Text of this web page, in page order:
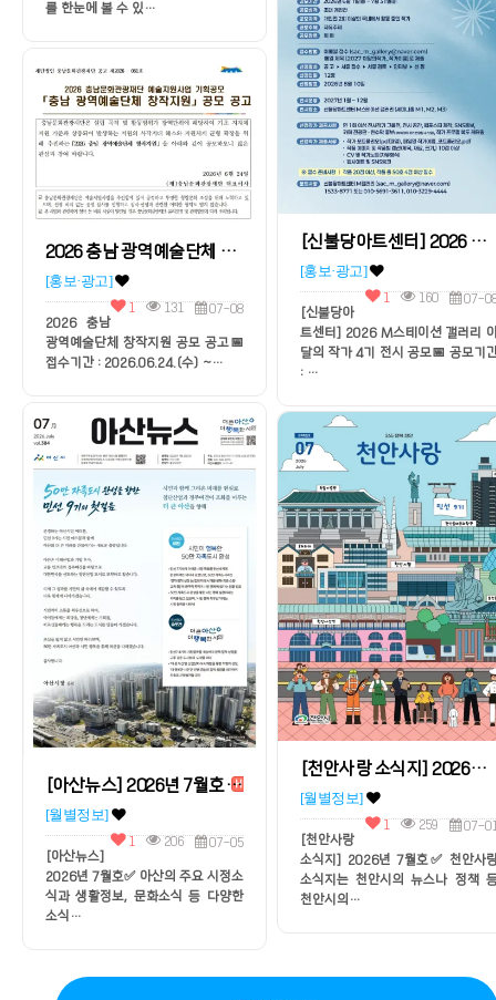
를 한눈에 볼 수 있…
2026 충남 광역예술단체 창작지원 공모 공고 H
[홍보·광고]
1 131
07-08
2026 충남
광역예술단체 창작지원 공모 공고📅
접수기간 : 2026.06.24.(수) ~…
[신불당아트센터] 2026 M스테이션 갤러리 이 달의 작가 4기 전시 공모
[홍보·광고]
1 160
07-
[신불당아
트센터] 2026 M스테이션 갤러리
달의 작가 4기 전시 공모📅 공모기
: …
[아산뉴스] 2026년 7월호
H
[월별정보]
1 206
07-05
[아산뉴스]
2026년 7월호✅ 아산의 주요 시정소
식과 생활정보, 문화소식 등 다양한
소식…
[천안사랑 소식지] 2026년 7월호
[월별정보]
1 259
07-
[천안사랑
소식지] 2026년 7월호✅ 천안사
소식지는 천안시의 뉴스나 정책
천안시의…